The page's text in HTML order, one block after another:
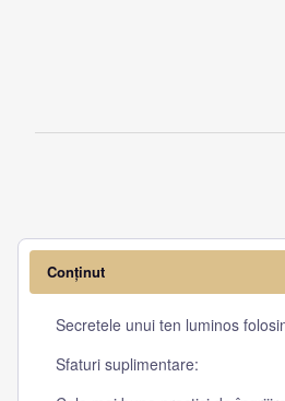
Conținut
Secretele unui ten luminos
Sfaturi suplimentare: